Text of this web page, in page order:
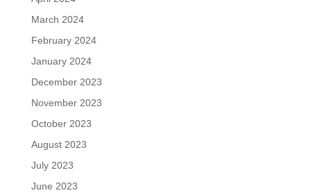
March 2024
February 2024
January 2024
December 2023
November 2023
October 2023
August 2023
July 2023
June 2023